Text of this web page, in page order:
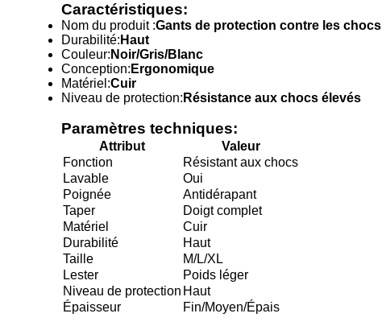
Caractéristiques:
Nom du produit :Gants de protection contre les chocs
Durabilité: Haut
Couleur: Noir/Gris/Blanc
Conception: Ergonomique
Matériel:Cuir
Niveau de protection: Résistance aux chocs élevés
Paramètres techniques:
Attribut
Valeur
Fonction
Résistant aux chocs
Lavable
Oui
Poignée
Antidérapant
Taper
Doigt complet
Matériel
Cuir
Durabilité
Haut
Taille
M/L/XL
Lester
Poids léger
Niveau de protection Haut
Épaisseur
Fin/Moyen/Épais